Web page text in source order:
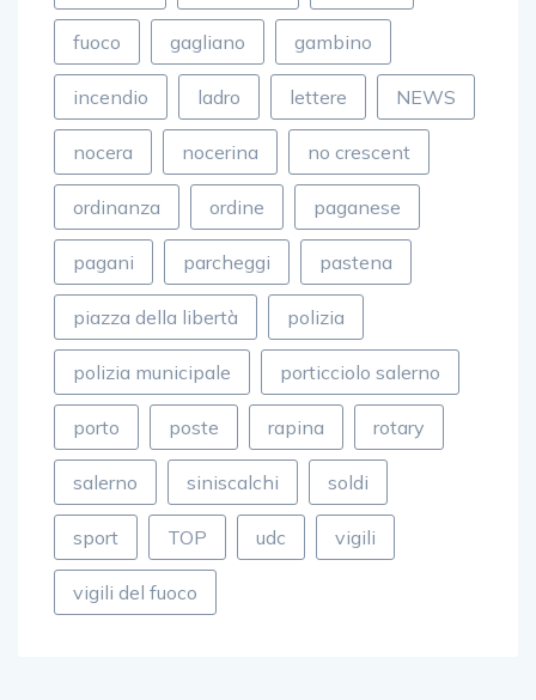
fuoco gagliano gambino
incendio ladro lettere NEWS
nocera nocerina no crescent
ordinanza ordine paganese
pagani parcheggi pastena
piazza della libertà polizia
polizia municipale porticciolo salerno
porto poste rapina rotary
salerno siniscalchi soldi
sport TOP udc vigili
vigili del fuoco